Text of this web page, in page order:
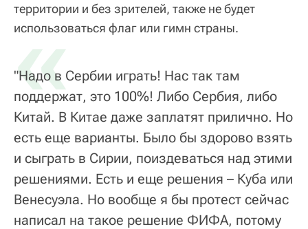
территории и без зрителей, также не будет
использоваться флаг или гимн страны.
«
"Надо в Сербии играть! Нас так там
поддержат, это 100%! Либо Сербия, либо
Китай. В Китае даже заплатят прилично. Но
есть еще варианты. Было бы здорово взять
и сыграть в Сирии, поиздеваться над этими
решениями. Есть и еще решения – Куба или
Венесуэла. Но вообще я бы протест сейчас
написал на такое решение ФИФА, потому